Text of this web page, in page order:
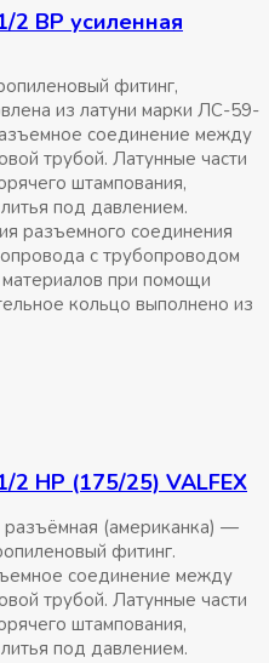
2 ВР усиленная
фитинг,
из латуни марки ЛС-59-
соединение между
трубой. Латунные части
штампования,
под давлением.
разъемного соединения
с трубопроводом
при помощи
кольцо выполнено из
НР (175/25) VALFEX
(американка) —
фитинг.
соединение между
трубой. Латунные части
штампования,
под давлением.